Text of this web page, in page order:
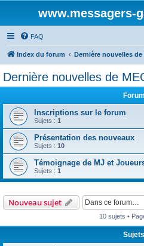
www.messagers-
FAQ
Index du forum Dernière nouvelles de
Dernière nouvelles de
Forum
Inscriptions sur le forum
Sujets : 1
Présentation des nouveaux
Sujets : 10
Témoignage de MJ et
Sujets : 1
Nouveau sujet
10 sujets •
Sujets